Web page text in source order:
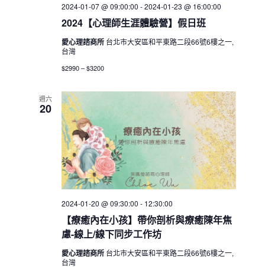
2024【心理師生涯體驗營】假日班
2024-01-07 @ 09:00:00 -2024-01-23 @ 16:00:00
愛心理諮商所 台北市大安區和平東路二段66號6樓之一,
台灣
$2990 – $3200
週六
20
【療癒內在小孩】帶你剖析與療癒陳年焦
慮-線上/線下同步工作坊
2024-01-20 @ 09:30:00 - 12:30:00
愛心理諮商所 台北市大安區和平東路二段66號6樓之一,
台灣